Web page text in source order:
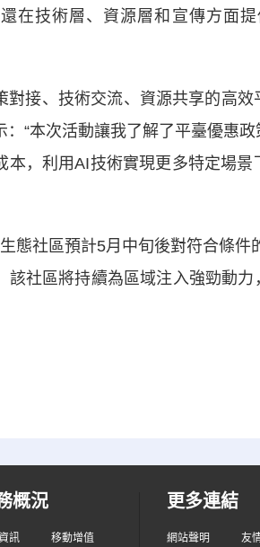
在技術層、資源層和宣傳方面
接、技術交流、資源共享的高效
“本次活動讓我了解了平臺優惠
本，利用AI技術實現更多特定場
社區預計5月中旬後對符合條件
該社區將持續為區域注入強勁動
概況
訊 移動增值
更多連結
網站聲明 友